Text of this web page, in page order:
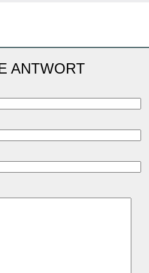
ANTWORT